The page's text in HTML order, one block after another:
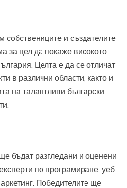
собствениците и създателите
за цел да покаже високото
Целта е да се отличат
в различни области, както и
на талантливи български
бъдат разгледани и оценени
по програмиране, уеб
Победителите ще